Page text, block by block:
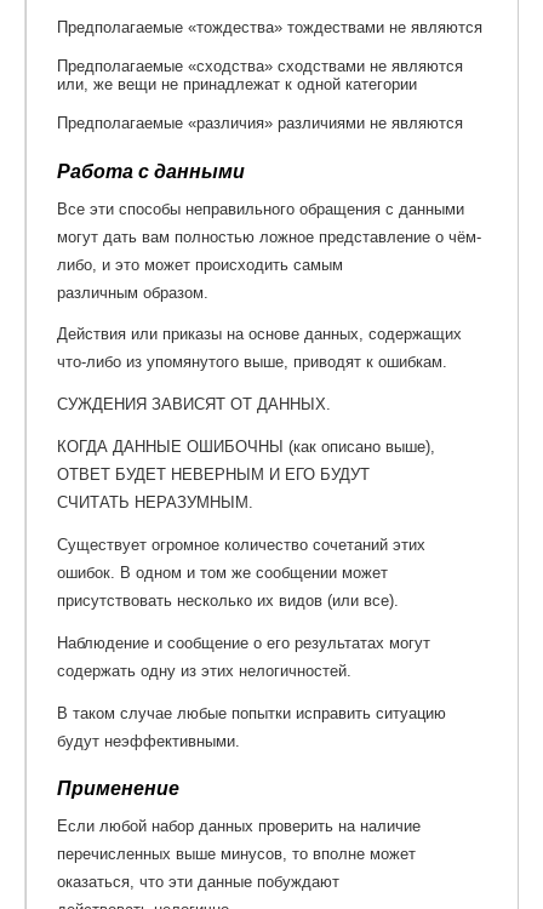
Предполагаемые «тождества» тождествами не являются
Предполагаемые «сходства» сходствами не являются
или, же вещи не принадлежат к одной категории
Предполагаемые «различия» различиями не являются
Работа с данными
Все эти способы неправильного обращения с данными
могут дать вам полностью ложное представление о чём-
либо, и это может происходить самым
различным образом.
Действия или приказы на основе данных, содержащих
что-либо из упомянутого выше, приводят к ошибкам.
СУЖДЕНИЯ ЗАВИСЯТ ОТ ДАННЫХ.
КОГДА ДАННЫЕ ОШИБОЧНЫ (как описано выше),
ОТВЕТ БУДЕТ НЕВЕРНЫМ И ЕГО БУДУТ
СЧИТАТЬ НЕРАЗУМНЫМ.
Существует огромное количество сочетаний этих
ошибок. В одном и том же сообщении может
присутствовать несколько их видов (или все).
Наблюдение и сообщение о его результатах могут
содержать одну из этих нелогичностей.
В таком случае любые попытки исправить ситуацию
будут неэффективными.
Применение
Если любой набор данных проверить на наличие
перечисленных выше минусов, то вполне может
оказаться, что эти данные побуждают